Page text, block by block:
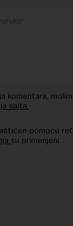
komentara,
sajta.
pomocu
su primenjeni.